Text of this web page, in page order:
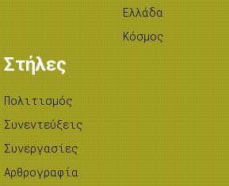
Ελλάδα
Κόσμος
Στήλες
Πολιτισμός
Συνεντεύξεις
Συνεργασίες
Αρθρογραφία